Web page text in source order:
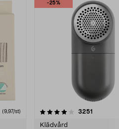
(9,97/st)
-25%
3251
Klädvård
4.5av 5 stjärnor